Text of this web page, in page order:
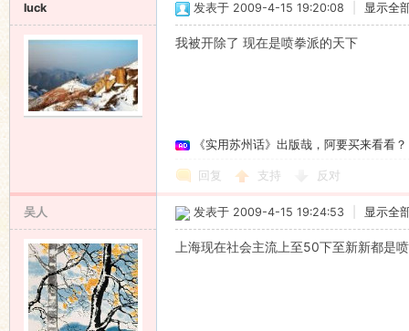
luck 发表于 2009-4-15 19:20:08 显示全
我被开除了 现在是喷拳派的天下
《实用苏州话》出版哉，阿要买来看看？
回复 支持 反对
吴人 发表于 2009-4-15 19:24:53 显示全
上海现在社会主流上至50下至新新都是